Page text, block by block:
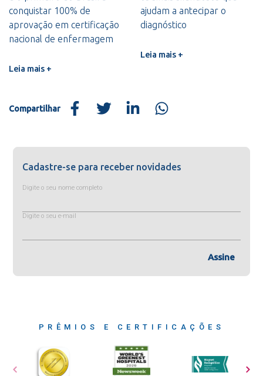
conquistar 100% de
aprovação em certificação
nacional de enfermagem
Leia mais +
ajudam a antecipar o
diagnóstico
Leia mais +
Compartilhar
Cadastre-se para receber novidades
Digite o seu nome completo
Digite o seu e-mail
Assine
PRÊMIOS E CERTIFICAÇÕES